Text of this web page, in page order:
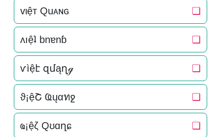
vιệт Quᴀɴԍ ❏
ʌıệʇ bnɐnɓ ❏
ѵìệէ զմąղℊ ❏
ϑ¡ệՇ Ҩųαทջ ❏
ҩ¡ệζ Qʊɑղɕ ❏